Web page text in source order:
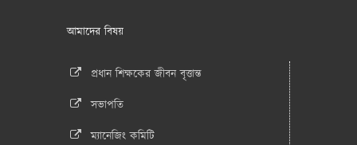
আমাদের বিষয়
প্রধান শিক্ষকের জীবন বৃত্তান্ত
সভাপতি
ম্যানেজিং কমিটি